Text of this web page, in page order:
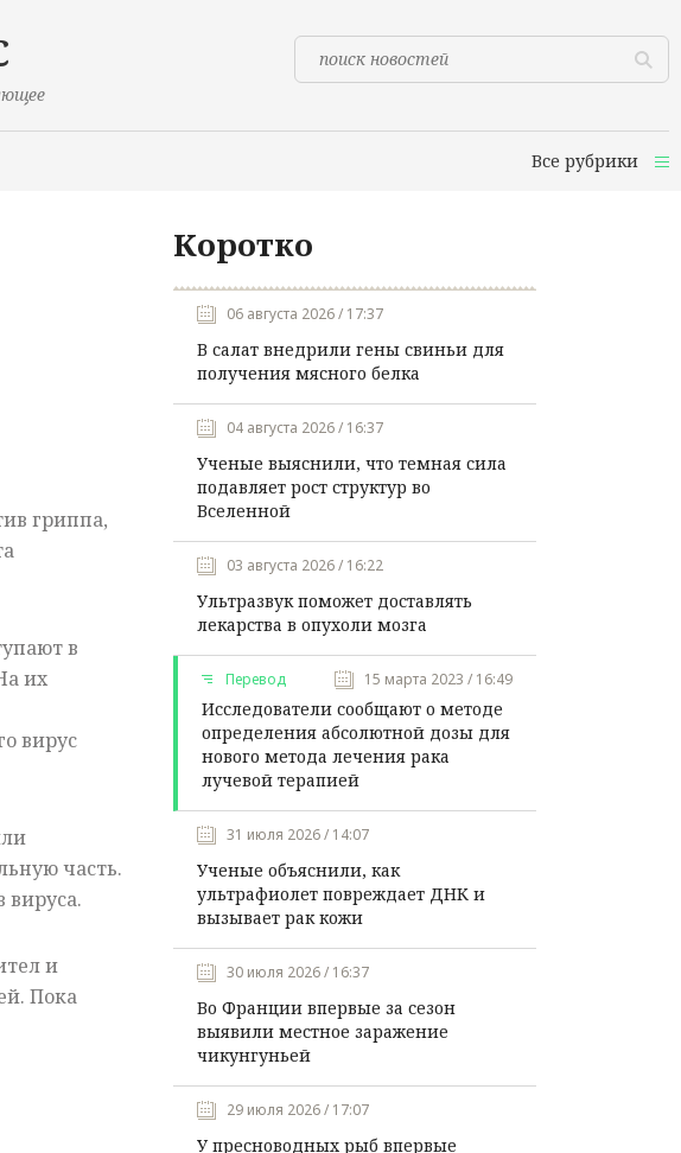
Все рубрики
гриппа,
в
их
вирус
часть.
вируса.
и
Пока
Коротко
06 августа 2026 / 17:37
В салат внедрили гены свиньи для
получения мясного белка
04 августа 2026 / 16:37
Ученые выяснили, что темная сила
подавляет рост структур во
Вселенной
03 августа 2026 / 16:22
Ультразвук поможет доставлять
лекарства в опухоли мозга
Перевод 15 марта 2023 / 16:49
Исследователи сообщают о методе
определения абсолютной дозы для
нового метода лечения рака
лучевой терапией
31 июля 2026 / 14:07
Ученые объяснили, как
ультрафиолет повреждает ДНК и
вызывает рак кожи
30 июля 2026 / 16:37
Во Франции впервые за сезон
выявили местное заражение
чикунгуньей
29 июля 2026 / 17:07
У пресноводных рыб впервые